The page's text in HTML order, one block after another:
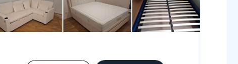
pour toute autre demande. Je peux me déplacer à
environ 25 km autour de Caen. Vous pouvez me régler
par CESU et autre.Cdt.